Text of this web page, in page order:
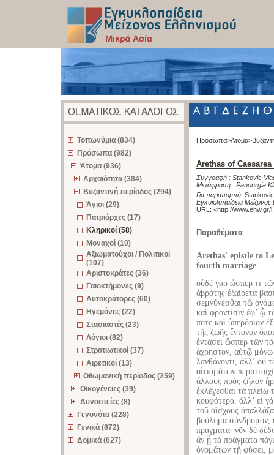
Τοπωνύμια (834)
Πρόσωπα (982)
Άτομα (936)
Αρχαιότητα (384)
Βυζαντινή περίοδος (294)
Άγιοι (29)
Πατριάρχες (17)
Κληρικοί (58)
Μοναχοί (10)
Αξιωματούχοι / Πολιτικοί
(107)
Αριστοκράτες (36)
Γαιοκτήμονες (9)
Αυτοκράτορες (60)
Ηγεμόνες (22)
Στασιαστές (23)
Λόγιοι (82)
Στρατιωτικοί (37)
Αιρετικοί (13)
Οθωμανική περίοδος (259)
Οικογένειες (39)
Δυναστείες (8)
Γεγονότα (228)
Γενικά (872)
Δομικά (627)
Πρόσωπα>Άτομα>
Arethas of Caesarea
Συγγραφή : Stankovic
Μετάφραση : Panourgia
Για παραπομπή:
Εγκυκλοπαίδεια
URL: <http://www.ehw.gr/
Παραθέματα
Arethas' epistle to
fourth marriage
οὐδὲ γὰρ ὥσπερ τι
ἁβρότης ἐξαίρετα
σεμνύνεσθαι τῷ
καὶ φροντίσιν ἐφ’ ᾧ
ποτε καὶ ὑπερόριον
τῆς ζωῆς ἔντονον
ἐντάσει ὥσπερ τῶν
ἄχρηστον, αὑτῷ μόνῳ
λανθάνοντι, ἀλλ’ οὐ
αἰτιαμάτων
ἄλλους πρὸς ζῆλον
ἐκλέγεσθαι τὰ πλείω
κουφότερα. ἀλλ’ εἰ
τοῦ αἴσχους
βούλημα σύνδρομον,
πράγματα· νῦν δὲ
ἂν ᾖ τὰ πράγματα
ὀνομάτων τῇ φύσει,